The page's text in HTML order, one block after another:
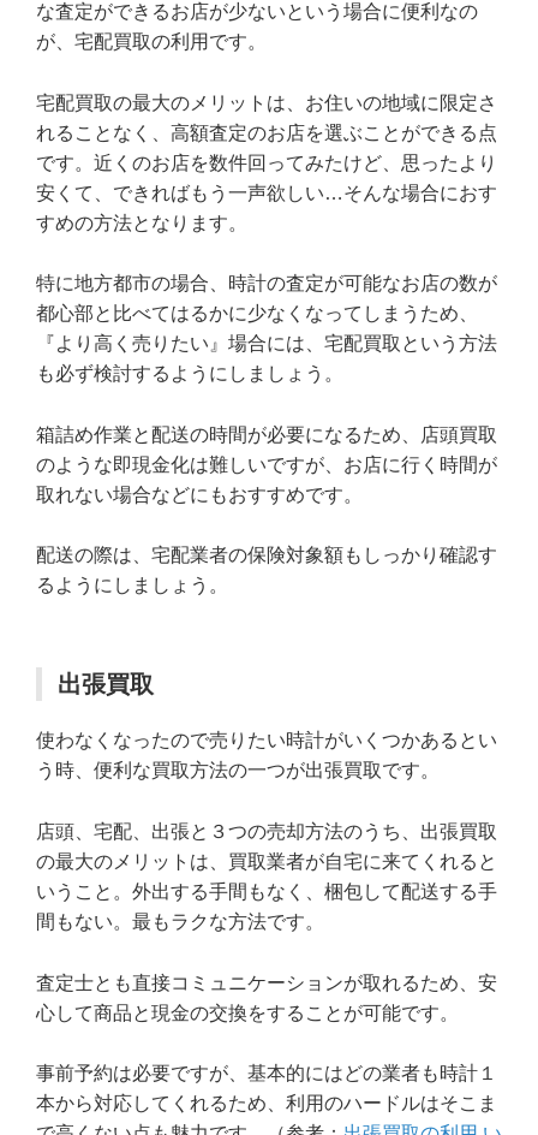
な査定ができるお店が少ないという場合に便利なの
が、宅配買取の利用です。
宅配買取の最大のメリットは、お住いの地域に限定さ
れることなく、高額査定のお店を選ぶことができる点
です。近くのお店を数件回ってみたけど、思ったより
安くて、できればもう一声欲しい…そんな場合におす
すめの方法となります。
特に地方都市の場合、時計の査定が可能なお店の数が
都心部と比べてはるかに少なくなってしまうため、
『より高く売りたい』場合には、宅配買取という方法
も必ず検討するようにしましょう。
箱詰め作業と配送の時間が必要になるため、店頭買取
のような即現金化は難しいですが、お店に行く時間が
取れない場合などにもおすすめです。
配送の際は、宅配業者の保険対象額もしっかり確認す
るようにしましょう。
出張買取
使わなくなったので売りたい時計がいくつかあるとい
う時、便利な買取方法の一つが出張買取です。
店頭、宅配、出張と３つの売却方法のうち、出張買取
の最大のメリットは、買取業者が自宅に来てくれると
いうこと。外出する手間もなく、梱包して配送する手
間もない。最もラクな方法です。
査定士とも直接コミュニケーションが取れるため、安
心して商品と現金の交換をすることが可能です。
事前予約は必要ですが、基本的にはどの業者も時計１
本から対応してくれるため、利用のハードルはそこま